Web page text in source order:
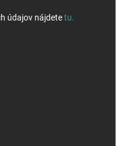
údajov nájdetetu.